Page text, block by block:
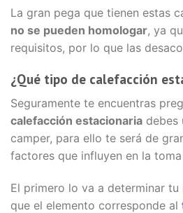
La gran pega que tienen estas
no se pueden homologar, ya
requisitos, por lo que las
¿Qué tipo de calefacción
Seguramente te encuentras
calefacción estacionaria debes
camper, para ello te será de
factores que influyen en la
El primero lo va a determinar tu
que el elemento corresponde al